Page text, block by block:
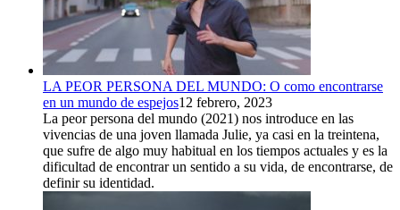
LA PEOR PERSONA DEL MUNDO: O como encontrarse
en un mundo de espejos12 febrero, 2023
La peor persona del mundo (2021) nos introduce en las
vivencias de una joven llamada Julie, ya casi en la treintena,
que sufre de algo muy habitual en los tiempos actuales y es la
dificultad de encontrar un sentido a su vida, de encontrarse, de
definir su identidad.